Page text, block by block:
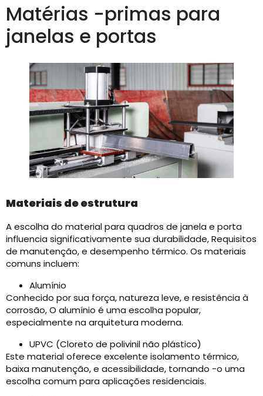
Matérias -primas para
janelas e portas
Materiais de estrutura
A escolha do material para quadros de janela e porta
influencia significativamente sua durabilidade, Requisitos
de manutenção, e desempenho térmico. Os materiais
comuns incluem:​
Alumínio
Conhecido por sua força, natureza leve, e resistência à
corrosão, O alumínio é uma escolha popular,
especialmente na arquitetura moderna.
UPVC (Cloreto de polivinil não plástico)
Este material oferece excelente isolamento térmico,
baixa manutenção, e acessibilidade, tornando -o uma
escolha comum para aplicações residenciais.